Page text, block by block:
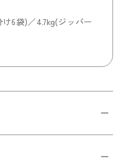
6袋)／4.7kg(ジッパー